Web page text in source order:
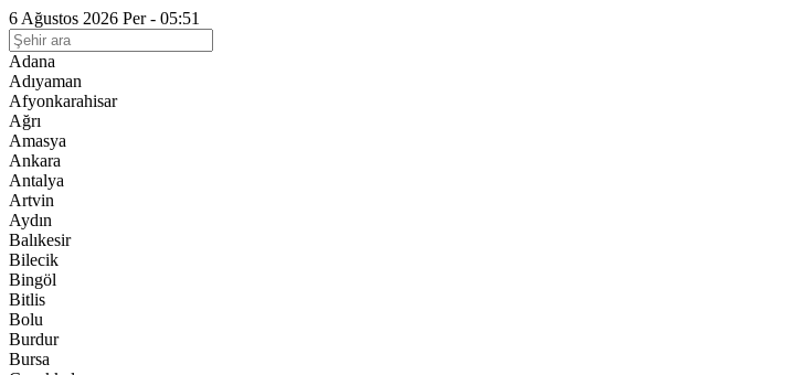
6 Ağustos 2026 Per - 05:51
Adana
Adıyaman
Afyonkarahisar
Ağrı
Amasya
Ankara
Antalya
Artvin
Aydın
Balıkesir
Bilecik
Bingöl
Bitlis
Bolu
Burdur
Bursa